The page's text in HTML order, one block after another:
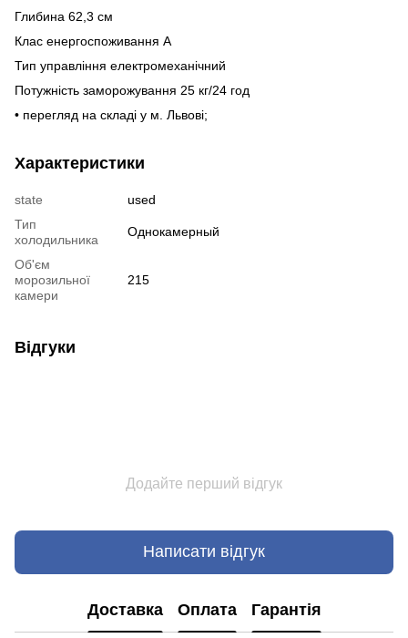
Глибина 62,3 см
Клас енергоспоживання A
Тип управління електромеханічний
Потужність заморожування 25 кг/24 год
• перегляд на складі у м. Львові;
Характеристики
state
used
Тип
холодильника
Однокамерный
Об'єм
морозильної
камери
215
Відгуки
Додайте перший відгук
Написати відгук
Доставка Оплата Гарантія